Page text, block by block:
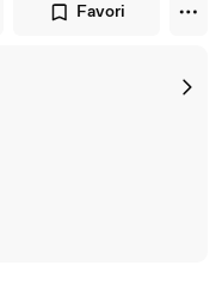
Favori